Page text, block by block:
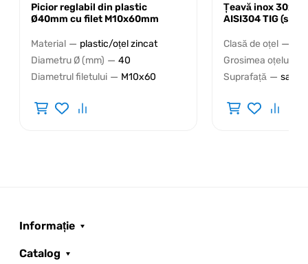
Picior reglabil din plastic
Ø40mm cu filet M10x60mm
Material — plastic/oțel zincat
Diametru Ø (mm) — 40
Diametrul filetului — M10x60
Țeavă inox
AISI304 TIG
Clasă de oțel —
Grosimea oțelului
Suprafață — satin
Informație
Catalog